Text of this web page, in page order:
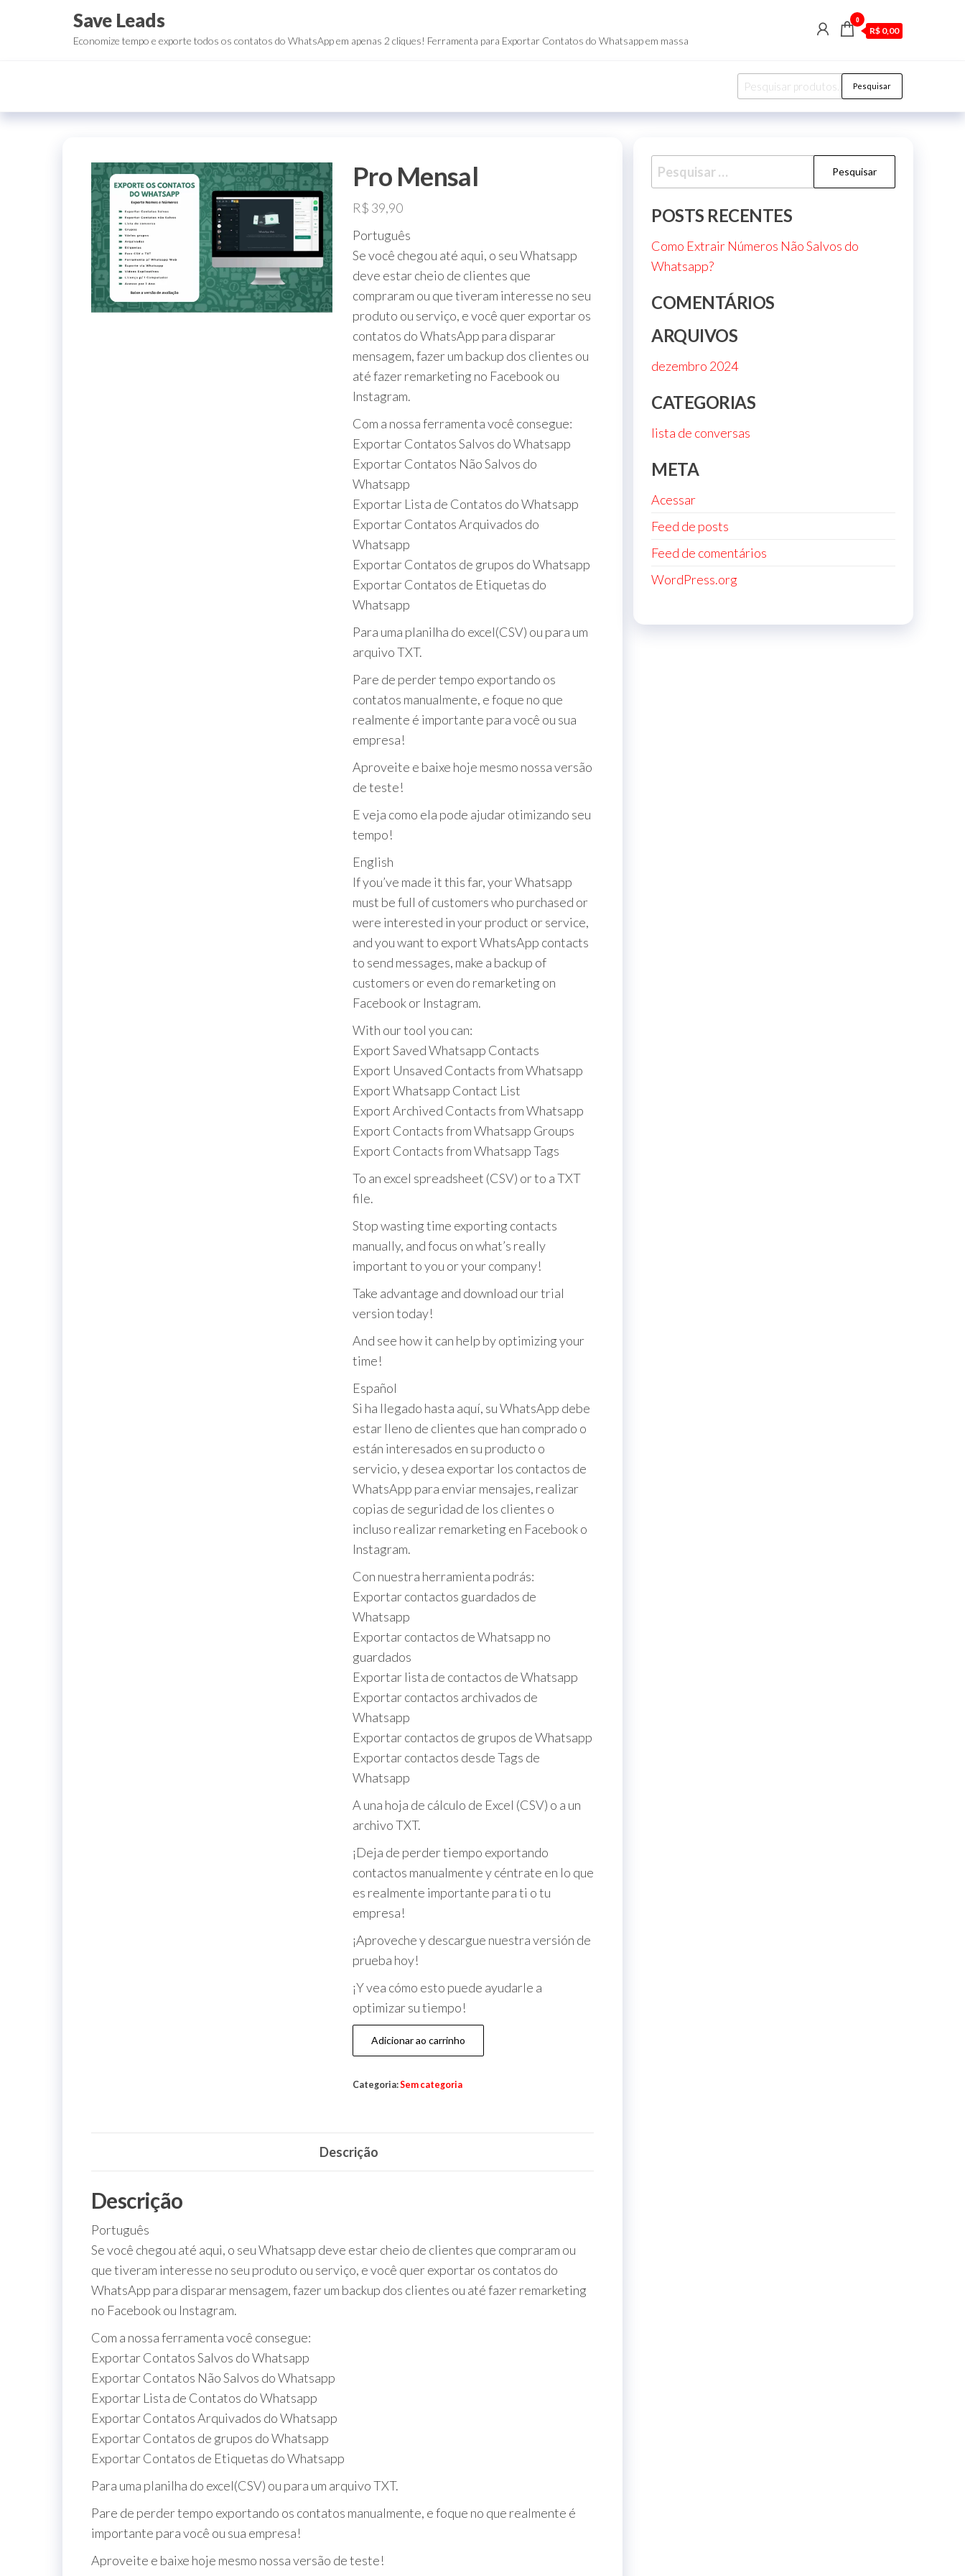
Save Leads
Economize tempo e exporte todos os contatos do WhatsApp em apenas 2 cliques! Ferramenta para Exportar Contatos do Whatsapp em massa
0
R$ 0,00
Pesquisar
Pro Mensal
R$ 39,90
Português
Se você chegou até aqui, o seu Whatsapp
deve estar cheio de clientes que
compraram ou que tiveram interesse no seu
produto ou serviço, e você quer exportar os
contatos do WhatsApp para disparar
mensagem, fazer um backup dos clientes ou
até fazer remarketing no Facebook ou
Instagram.
Com a nossa ferramenta você consegue:
Exportar Contatos Salvos do Whatsapp
Exportar Contatos Não Salvos do
Whatsapp
Exportar Lista de Contatos do Whatsapp
Exportar Contatos Arquivados do
Whatsapp
Exportar Contatos de grupos do Whatsapp
Exportar Contatos de Etiquetas do
Whatsapp
Para uma planilha do excel(CSV) ou para um
arquivo TXT.
Pare de perder tempo exportando os
contatos manualmente, e foque no que
realmente é importante para você ou sua
empresa!
Aproveite e baixe hoje mesmo nossa versão
de teste!
E veja como ela pode ajudar otimizando seu
tempo!
English
If you’ve made it this far, your Whatsapp
must be full of customers who purchased or
were interested in your product or service,
and you want to export WhatsApp contacts
to send messages, make a backup of
customers or even do remarketing on
Facebook or Instagram.
With our tool you can:
Export Saved Whatsapp Contacts
Export Unsaved Contacts from Whatsapp
Export Whatsapp Contact List
Export Archived Contacts from Whatsapp
Export Contacts from Whatsapp Groups
Export Contacts from Whatsapp Tags
To an excel spreadsheet (CSV) or to a TXT
file.
Stop wasting time exporting contacts
manually, and focus on what’s really
important to you or your company!
Take advantage and download our trial
version today!
And see how it can help by optimizing your
time!
Español
Si ha llegado hasta aquí, su WhatsApp debe
estar lleno de clientes que han comprado o
están interesados ​​en su producto o
servicio, y desea exportar los contactos de
WhatsApp para enviar mensajes, realizar
copias de seguridad de los clientes o
incluso realizar remarketing en Facebook o
Instagram.
Con nuestra herramienta podrás:
Exportar contactos guardados de
Whatsapp
Exportar contactos de Whatsapp no ​​
guardados
Exportar lista de contactos de Whatsapp
Exportar contactos archivados de
Whatsapp
Exportar contactos de grupos de Whatsapp
Exportar contactos desde Tags de
Whatsapp
A una hoja de cálculo de Excel (CSV) o a un
archivo TXT.
¡Deja de perder tiempo exportando
contactos manualmente y céntrate en lo que
es realmente importante para ti o tu
empresa!
¡Aproveche y descargue nuestra versión de
prueba hoy!
¡Y vea cómo esto puede ayudarle a
optimizar su tiempo!
Adicionar ao carrinho
Categoria:Sem categoria
Descrição
Descrição
Português
Se você chegou até aqui, o seu Whatsapp deve estar cheio de clientes que compraram ou
que tiveram interesse no seu produto ou serviço, e você quer exportar os contatos do
WhatsApp para disparar mensagem, fazer um backup dos clientes ou até fazer remarketing
no Facebook ou Instagram.
Com a nossa ferramenta você consegue:
Exportar Contatos Salvos do Whatsapp
Exportar Contatos Não Salvos do Whatsapp
Exportar Lista de Contatos do Whatsapp
Exportar Contatos Arquivados do Whatsapp
Exportar Contatos de grupos do Whatsapp
Exportar Contatos de Etiquetas do Whatsapp
Para uma planilha do excel(CSV) ou para um arquivo TXT.
Pare de perder tempo exportando os contatos manualmente, e foque no que realmente é
importante para você ou sua empresa!
Aproveite e baixe hoje mesmo nossa versão de teste!
POSTS RECENTES
Como Extrair Números Não Salvos do
Whatsapp?
COMENTÁRIOS
ARQUIVOS
dezembro 2024
CATEGORIAS
lista de conversas
META
Acessar
Feed de posts
Feed de comentários
WordPress.org